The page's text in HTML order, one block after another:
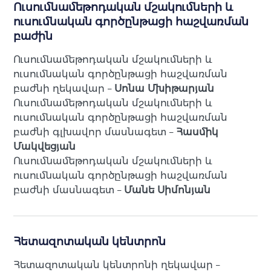
Ուսումնամեթոդական մշակումների և
ուսումնական գործընթացի հաշվառման
բաժին
Ուսումնամեթոդական մշակումների և
ուսումնական գործընթացի հաշվառման
բաժնի ղեկավար – Սոնա Մխիթարյան
Ուսումնամեթոդական մշակումների և
ուսումնական գործընթացի հաշվառման
բաժնի գլխավոր մասնագետ – Հասմիկ
Մակվեցյան
Ուսումնամեթոդական մշակումների և
ուսումնական գործընթացի հաշվառման
բաժնի մասնագետ – Մանե Սիմոնյան
Հետազոտական կենտրոն
Հետազոտական կենտրոնի ղեկավար –